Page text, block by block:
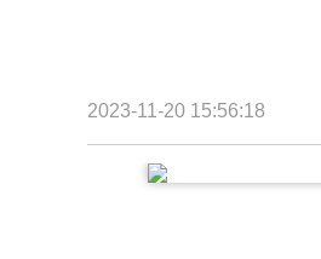
2023-11-20 15:56:18